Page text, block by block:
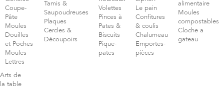
Coupe-
Pâte
Moules
Douilles
et Poches
Moules
Lettres
Tamis &
Saupoudreuses
Plaques
Cercles &
Découpoirs
Volettes
Pinces à
Pates &
Biscuits
Pique-
pates
Le pain
Confitures
& coulis
Chalumeau
Emportes-
pièces
alimentaire
Moules
compostables
Cloche a
gateau
Arts de
la table